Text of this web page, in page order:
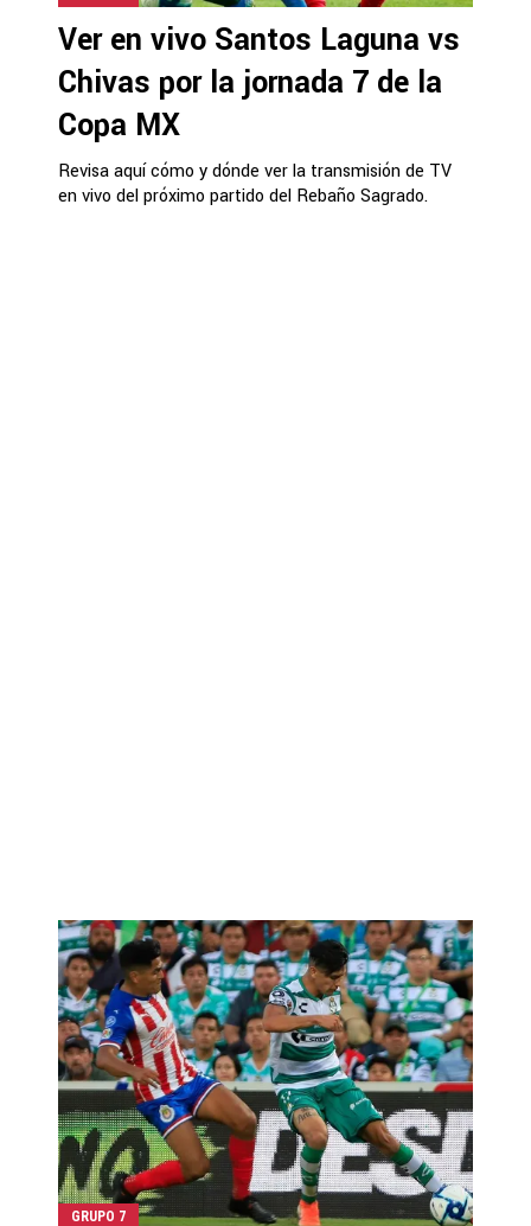
Ver en vivo Santos Laguna vs
Chivas por la jornada 7 de la
Copa MX
Revisa aquí cómo y dónde ver la transmisión de TV
en vivo del próximo partido del Rebaño Sagrado.
GRUPO 7